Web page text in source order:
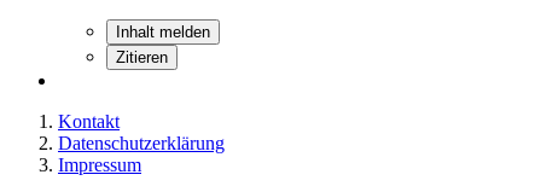
Inhalt melden
Zitieren
Kontakt
Datenschutzerklärung
Impressum